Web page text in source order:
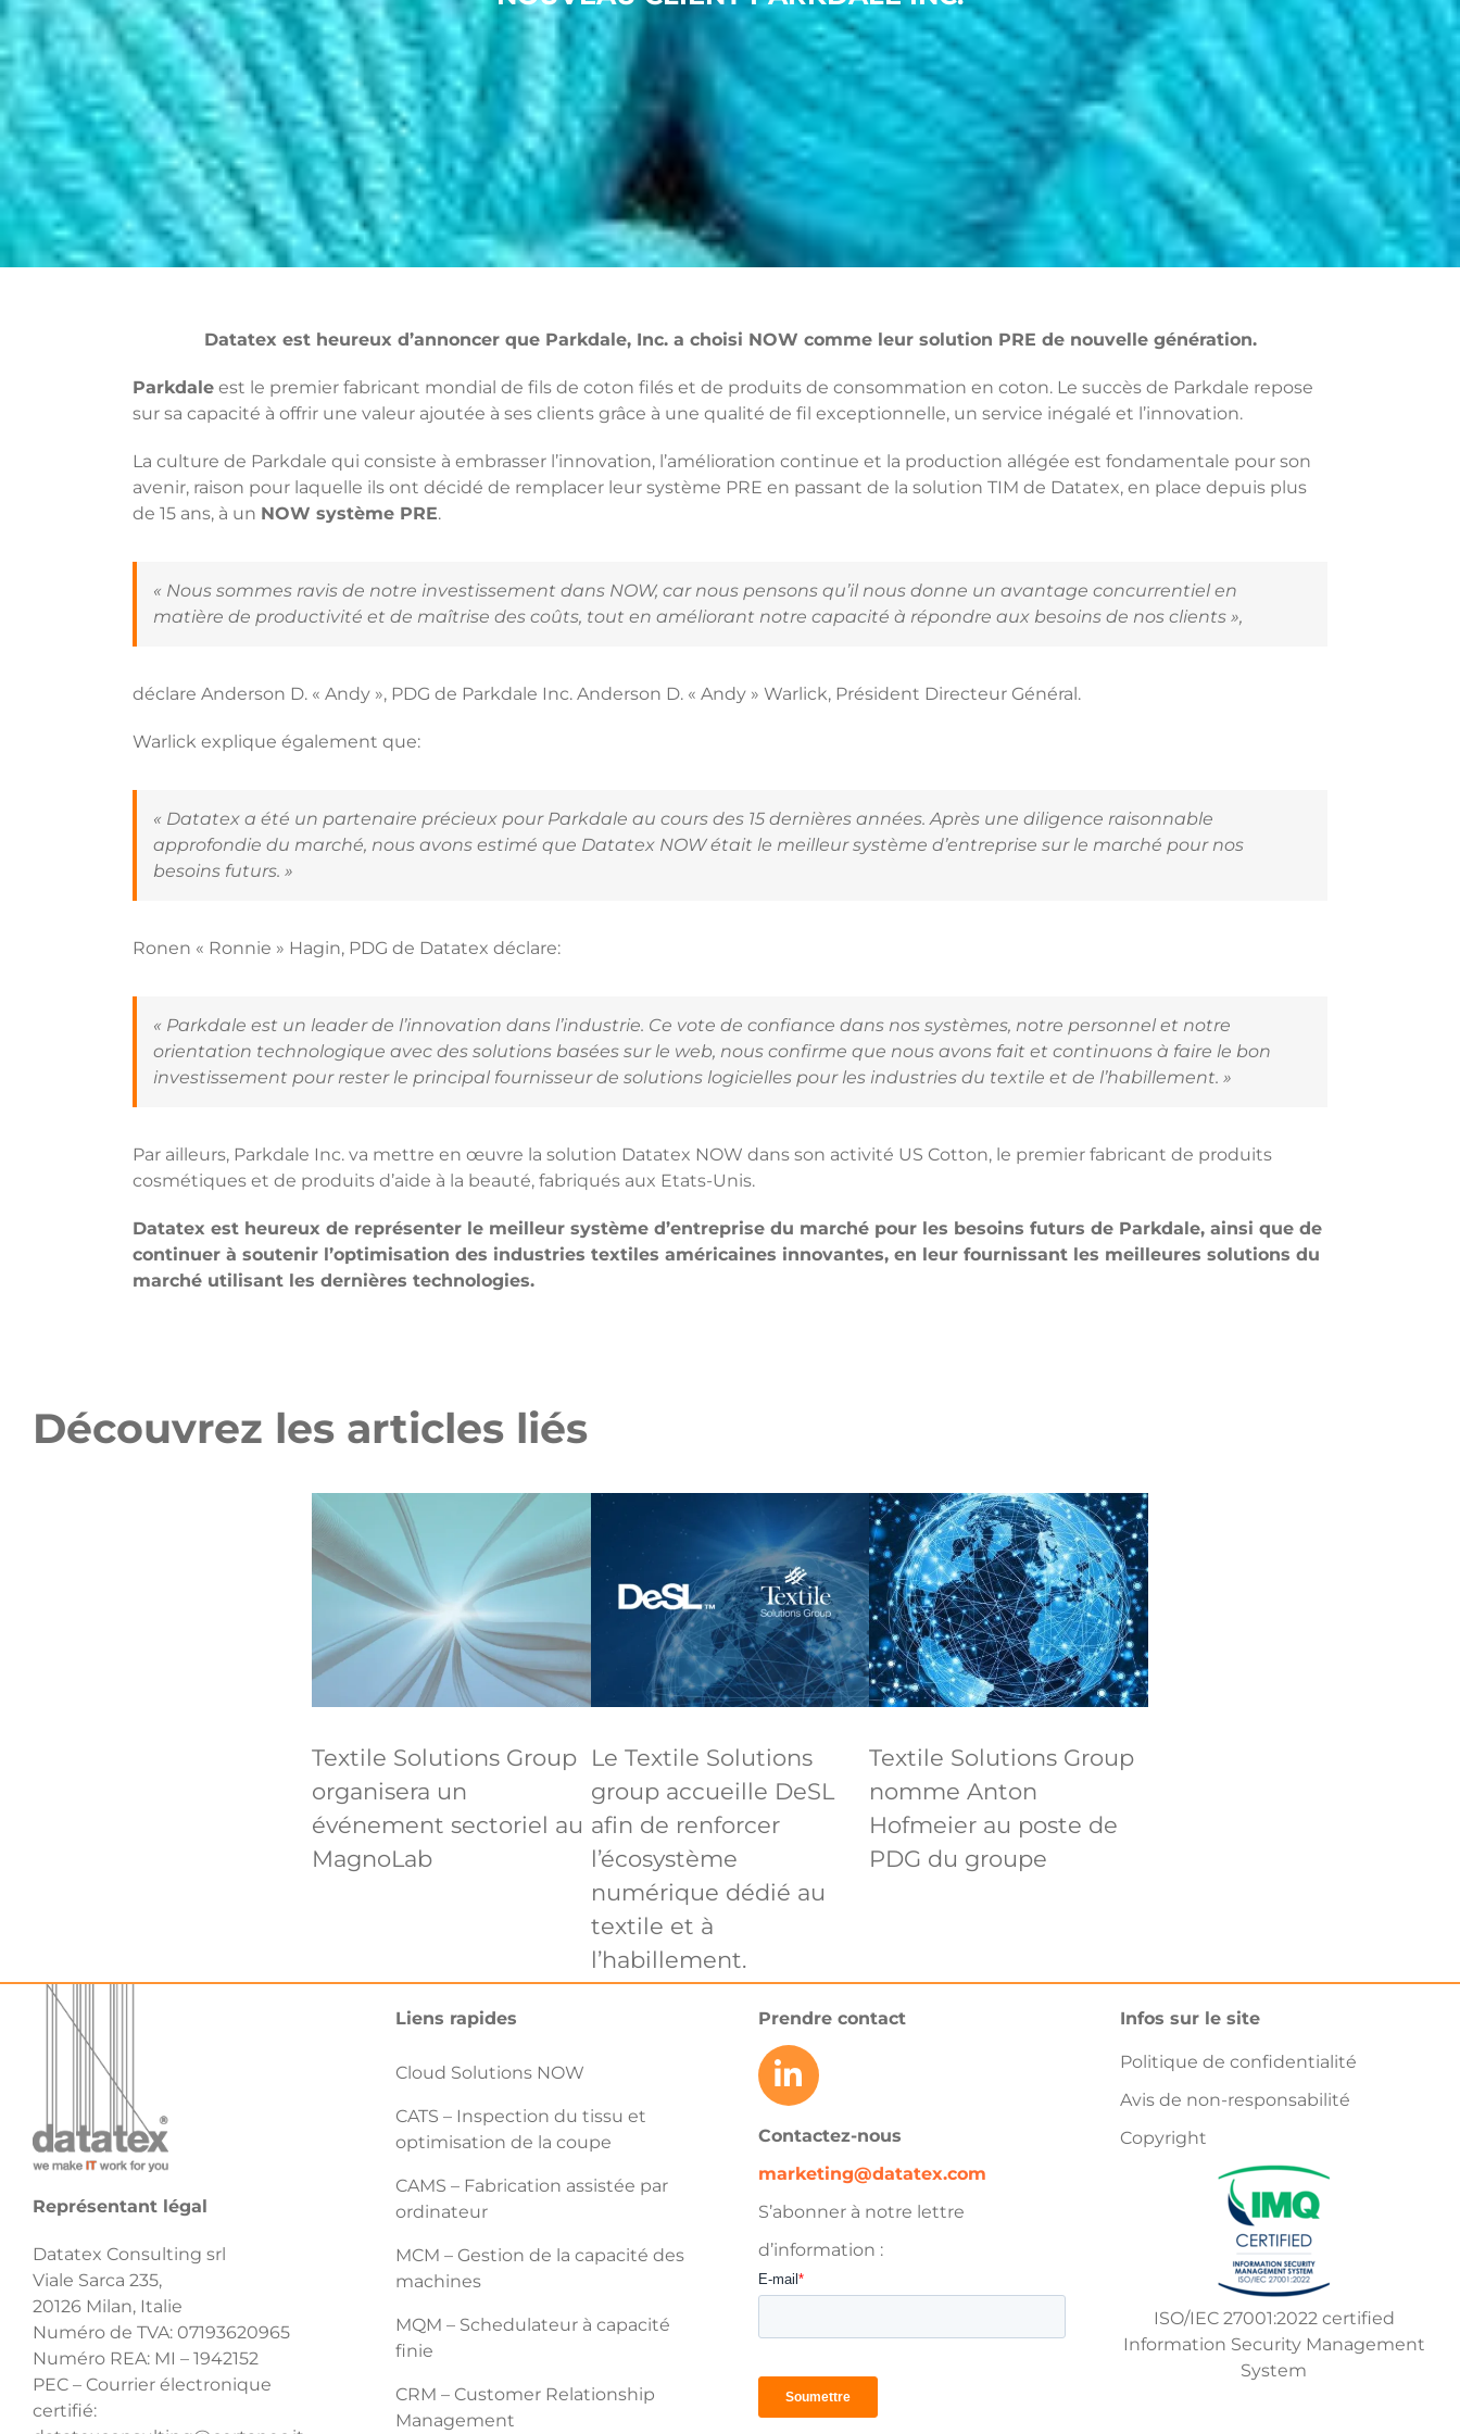
Datatex est heureux d’annoncer que Parkdale, Inc. a choisi NOW comme leur solution PRE de nouvelle génération.
Parkdale est le premier fabricant mondial de fils de coton filés et de produits de consommation en coton. Le succès de Parkdale repose
sur sa capacité à offrir une valeur ajoutée à ses clients grâce à une qualité de fil exceptionnelle, un service inégalé et l’innovation.
La culture de Parkdale qui consiste à embrasser l’innovation, l’amélioration continue et la production allégée est fondamentale pour son
avenir, raison pour laquelle ils ont décidé de remplacer leur système PRE en passant de la solution TIM de Datatex, en place depuis plus
de 15 ans, à un NOW système PRE.
« Nous sommes ravis de notre investissement dans NOW, car nous pensons qu’il nous donne un avantage concurrentiel en
matière de productivité et de maîtrise des coûts, tout en améliorant notre capacité à répondre aux besoins de nos clients »,
déclare Anderson D. « Andy », PDG de Parkdale Inc. Anderson D. « Andy » Warlick, Président Directeur Général.
Warlick explique également que:
« Datatex a été un partenaire précieux pour Parkdale au cours des 15 dernières années. Après une diligence raisonnable
approfondie du marché, nous avons estimé que Datatex NOW était le meilleur système d’entreprise sur le marché pour nos
besoins futurs. »
Ronen « Ronnie » Hagin, PDG de Datatex déclare:
« Parkdale est un leader de l’innovation dans l’industrie. Ce vote de confiance dans nos systèmes, notre personnel et notre
orientation technologique avec des solutions basées sur le web, nous confirme que nous avons fait et continuons à faire le bon
investissement pour rester le principal fournisseur de solutions logicielles pour les industries du textile et de l’habillement. »
Par ailleurs, Parkdale Inc. va mettre en œuvre la solution Datatex NOW dans son activité US Cotton, le premier fabricant de produits
cosmétiques et de produits d’aide à la beauté, fabriqués aux Etats-Unis.
Datatex est heureux de représenter le meilleur système d’entreprise du marché pour les besoins futurs de Parkdale, ainsi que de
continuer à soutenir l’optimisation des industries textiles américaines innovantes, en leur fournissant les meilleures solutions du
marché utilisant les dernières technologies.
Découvrez les articles liés
Textile Solutions Group
organisera un
événement sectoriel au
MagnoLab
Le Textile Solutions
group accueille DeSL
afin de renforcer
l’écosystème
numérique dédié au
textile et à
l’habillement.
Textile Solutions Group
nomme Anton
Hofmeier au poste de
PDG du groupe
Représentant légal
Datatex Consulting srl
Viale Sarca 235,
20126 Milan, Italie
Numéro de TVA: 07193620965
Numéro REA: MI – 1942152
PEC – Courrier électronique
certifié:
Liens rapides
Cloud Solutions NOW
CATS – Inspection du tissu et
optimisation de la coupe
CAMS – Fabrication assistée par
ordinateur
MCM – Gestion de la capacité des
machines
MQM – Schedulateur à capacité
finie
CRM – Customer Relationship
Management
Prendre contact
Contactez-nous
marketing@datatex.com
S’abonner à notre lettre
d’information :
Infos sur le site
Politique de confidentialité
Avis de non-responsabilité
Copyright
ISO/IEC 27001:2022 certified
Information Security Management
System